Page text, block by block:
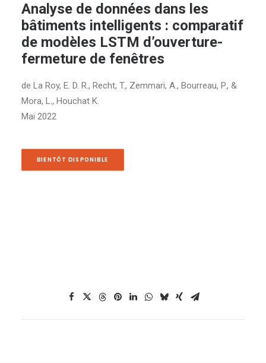
Analyse de données dans les
bâtiments intelligents : comparatif
de modèles LSTM d’ouverture-
fermeture de fenêtres
de La Roy, E. D. R., Recht, T., Zemmari, A., Bourreau, P., &
Mora, L., Houchat K.
Mai 2022
BIENTÔT DISPONIBLE